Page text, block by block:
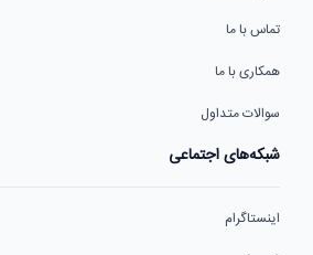
تماس با ما
همکاری با ما
سوالات متداول
شبکه‌های اجتماعی
اینستاگرام